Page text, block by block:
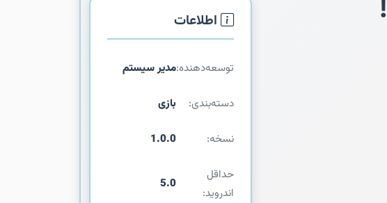
اطلاعات
توسعه‌دهنده:مدیر سیستم
دسته‌بندی: بازی
نسخه: 1.0.0
حداقل
اندروید:
5.0